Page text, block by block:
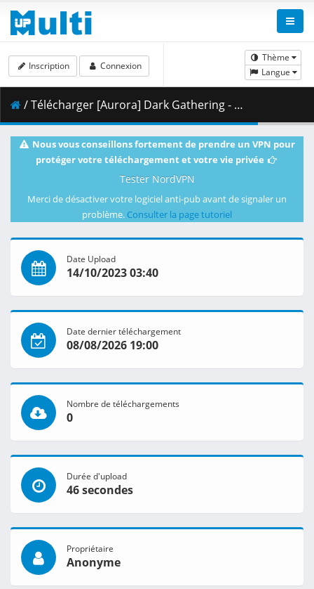
Thème
Langue
Inscription Connexion
/ Télécharger [Aurora] Dark Gathering - S01E10 [1080p HEVC Webrip].mkv.002 ( 462.25 MB )
Nous vous conseillons fortement de prendre un VPN pour
protéger votre téléchargement et votre vie privée
Tester NordVPN
Merci de désactiver votre logiciel anti-pub avant de signaler un
problème. Consulter la page tutoriel
Date Upload
14/10/2023 03:40
Date dernier téléchargement
08/08/2026 19:00
Nombre de téléchargements
0
Durée d'upload
46 secondes
Propriétaire
Anonyme